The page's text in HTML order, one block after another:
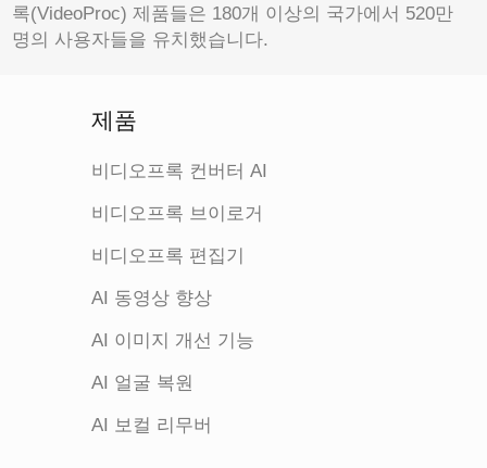
록(VideoProc) 제품들은 180개 이상의 국가에서 520만
명의 사용자들을 유치했습니다.
제품
비디오프록 컨버터 AI
비디오프록 브이로거
비디오프록 편집기
AI 동영상 향상
AI 이미지 개선 기능
AI 얼굴 복원
AI 보컬 리무버